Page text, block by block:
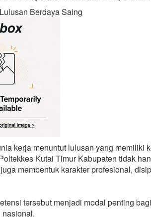
Berdaya Saing
kerja menuntut lulusan yang memiliki
Kutai Timur Kabupaten tidak
membentuk karakter profesional,
tersebut menjadi modal penting